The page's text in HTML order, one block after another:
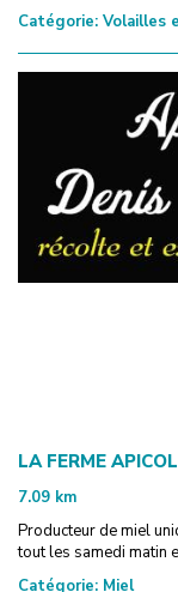
Catégorie: Volailles
LA FERME
7.09 km
Producteur de miel
tout les samedi matin
Catégorie: Miel